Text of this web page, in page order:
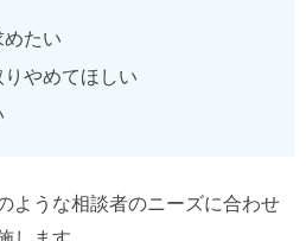
たい
やめてほしい
ような相談者のニーズに合わせ